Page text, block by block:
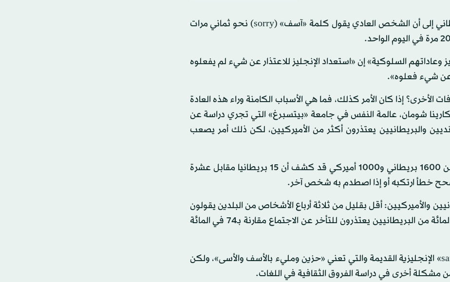
توصلت دراسة حديثة أجريت على أكثر من 1000 بريطاني إلى أن الشخص العادي يقول كلمة «آسف» (sorry) نحو ثماني مرات
السلوكية» إن «استعداد الإنجليز للاعتذار عن شيء لم يفعلوه
عن شيء فعلوه».
الأخرى؟ إذا كان الأمر كذلك، فما هي الأسباب الكامنة وراء هذه العادة
شومان، عالمة النفس في جامعة «بيتسبرغ» التي تجري دراسة عن
والبريطانيين يعتذرون أكثر من الأميركيين، لكن ذلك أمر يصعب
وكان استطلاع أجرته مؤسسة «يو غوف» لعينة تزيد عن 1600 بريطاني و1000 أميركي قد كشف أن 15 بريطانيا مقابل عشرة
خطأ ارتكبه أو إذا اصطدم به شخص آخر.
والأميركيين: أقل بقليل من ثلاثة أرباع الأشخاص من البلدين يقولون
«آسف» إذا قاطعوا أحدًا أثناء الحديث. وهناك 84 في المائة من البريطانيين يعتذرون للتأخر عن الاجتماع مقارنة بـ74 في المائة
ويمكننا تتبع أصول كلمة آسف (sorry) إلى كلمة «sariq» الإنجليزية القديمة والتي تعني «حزين ومليء بالأسف والأسى»، ولكن
أخرى في دراسة الفروق الثقافية في اللغات.